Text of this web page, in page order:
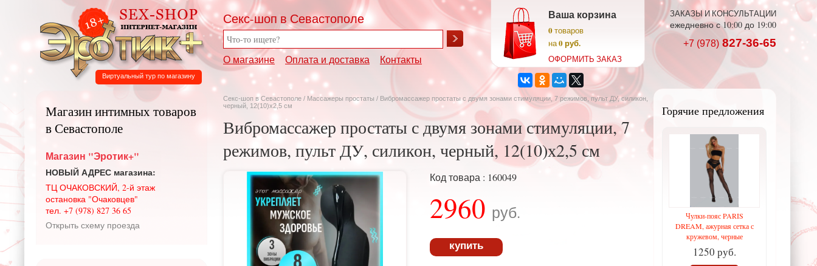
Секс-шоп в Севастополе
О магазине Оплата и доставка Контакты
Ваша корзина
0товаров
на0 руб.
ОФОРМИТЬ ЗАКАЗ
ЗАКАЗЫ И КОНСУЛЬТАЦИИ
ежедневно с 10:00 до 19:00
+7 (978) 827-36-65
Виртуальный тур по магазину
Секс-шоп в Севастополе / Массажеры простаты / Вибромассажер простаты с двумя зонами стимуляции, 7 режимов, пульт ДУ, силикон,
черный, 12(10)х2,5 см
Вибромассажер простаты с двумя зонами стимуляции, 7
режимов, пульт ДУ, силикон, черный, 12(10)х2,5 см
Код товара : 160049
2960 руб.
купить
Горячие предложения
Чулки-пояс PARIS
DREAM, ажурная сетка с
кружевом, черные
1250 руб.
Магазин интимных товаров
в Севастополе
Магазин "Эротик+"
НОВЫЙ АДРЕС магазина:
ТЦ ОЧАКОВСКИЙ, 2-й этаж
остановка "Очаковцев"
тел. +7 (978) 827 36 65
Открыть схему проезда